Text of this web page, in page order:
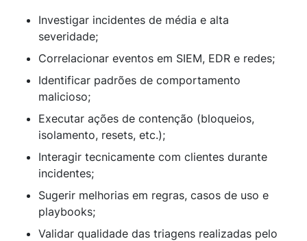
Investigar incidentes de média e alta
severidade;
Correlacionar eventos em SIEM, EDR e redes;
Identificar padrões de comportamento
malicioso;
Executar ações de contenção (bloqueios,
isolamento, resets, etc.);
Interagir tecnicamente com clientes durante
incidentes;
Sugerir melhorias em regras, casos de uso e
playbooks;
Validar qualidade das triagens realizadas pelo